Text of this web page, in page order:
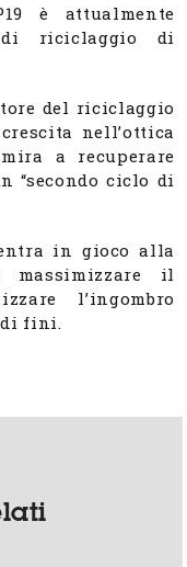
è attualmente
riciclaggio di
del riciclaggio
nell’ottica
a recuperare
“secondo ciclo di
in gioco alla
il
l’ingombro
fini.